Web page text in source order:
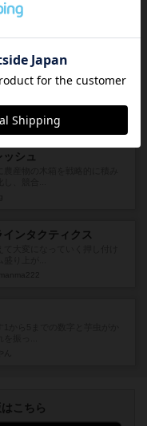
！ボードゲーム家族)
れし遺跡
回。クニツィア先生の名作
て」にあ...
シュ
ンタクティクス
こちら